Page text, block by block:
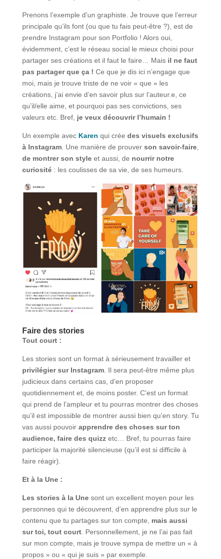
Prenons l’exemple d’un graphiste. Je trouve que l’erreur
principale qu’ils font (ou que tu fais peut-être ?), est de
prendre Instagram pour son Portfolio ! Alors oui,
évidemment, c’est le réseau social le mieux choisi pour
partager ses créations et il faut le faire… Mais il ne faut
pas partager que ça ! Ce que je dis ici n’engage que
moi, mais je trouve triste de ne voir « que » les
créations, j’ai envie d’en savoir plus sur l’auteur.e, ce
qu’il/elle aime, et pourquoi pas ses convictions, ses
valeurs etc. Bref, je veux découvrir l’humain !
Un exemple avec Karen qui crée des visuels exclusifs
à Instagram. Une manière de prouver son savoir-faire,
de montrer son styleet aussi, de nourrir notre
curiosité: les coulisses de sa vie, de ses humeurs.
Faire des stories
Tout court :
Les stories sont un format à sérieusement travailler et
privilégier sur Instagram. Il sera peut-être même plus
judicieux dans certains cas, d’en proposer
quotidiennement et, de moins poster. C’est un format
qui prend de l’ampleur et tu pourras montrer des choses
qu’il est impossible de montrer aussi bien qu’en story. Tu
vas aussi pouvoir apprendre des choses sur ton
audience, faire des quizzetc… Bref, tu pourras faire
participer la majorité silencieuse (qu’il est si difficile à
faire réagir).
Et à la Une :
Les stories à la Unesont un excellent moyen pour les
personnes qui te découvrent, d’en apprendre plus sur le
contenu que tu partages sur ton compte, mais aussi
sur toi, tout court. Personnellement, je ne l’ai pas fait
sur mon compte, mais je trouve sympa de mettre un « à
propos » ou « qui je suis » par exemple.